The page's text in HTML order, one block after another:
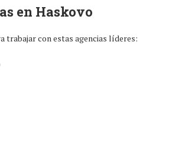
en Haskovo
trabajar con estas agencias líderes: